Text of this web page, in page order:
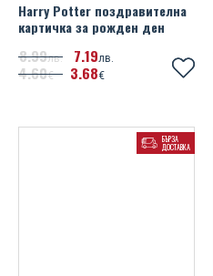
Harry Potter поздравителна
картичка за рожден ден
899лв.
460€
7 19лв.
3 68€
БЪРЗА
ДОСТАВКА